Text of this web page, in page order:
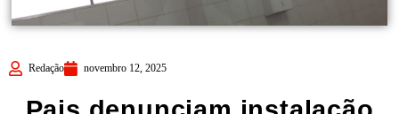
Redação novembro 12, 2025